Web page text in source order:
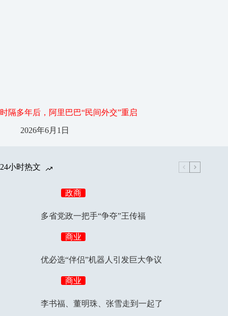
时隔多年后，阿里巴巴“民间外交”重启
2026年6月1日
24小时热文
政商
多省党政一把手“争夺”王传福
商业
优必选“伴侣”机器人引发巨大争议
商业
李书福、董明珠、张雪走到一起了